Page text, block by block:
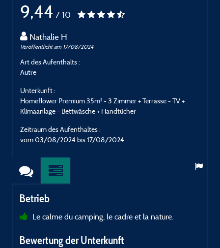
9,44 / 10
Nathalie H
Veröffentlicht am 17/08/2024
Art des Aufenthalts :
Autre
Unterkunft :
Homeflower Premium 35m² - 3 Zimmer + Terrasse - TV +
Klimaanlage - Bettwäsche + Handtücher
Zeitraum des Aufenthaltes :
vom 03/08/2024 bis 17/08/2024
Betrieb
Le calme du camping, le cadre et la nature.
Bewertung der Unterkunft